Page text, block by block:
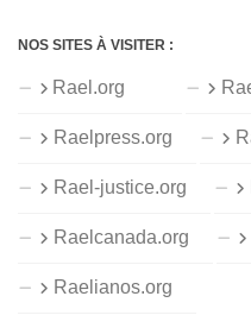
NOS SITES À VISITER :
Rael.org
Raelpress.org
Rael-justice.org
Raelcanada.org
Raelianos.org